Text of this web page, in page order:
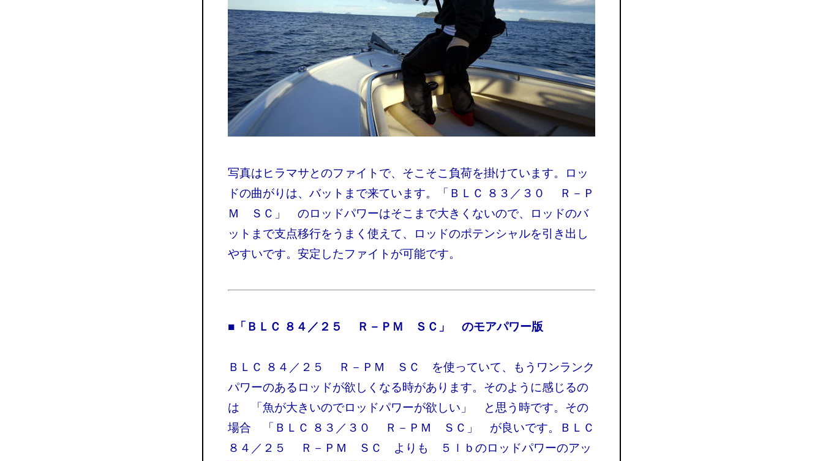
写真はヒラマサとのファイトで、そこそこ負荷を掛けています。ロッ
ドの曲がりは、バットまで来ています。「ＢＬＣ ８３／３０ Ｒ－Ｐ
Ｍ ＳＣ」 のロッドパワーはそこまで大きくないので、ロッドのバ
ットまで支点移行をうまく使えて、ロッドのポテンシャルを引き出し
やすいです。安定したファイトが可能です。
■「ＢＬＣ ８４／２５ Ｒ－ＰＭ ＳＣ」 のモアパワー版
ＢＬＣ ８４／２５ Ｒ－ＰＭ ＳＣ を使っていて、もうワンランク
パワーのあるロッドが欲しくなる時があります。そのように感じるの
は 「魚が大きいのでロッドパワーが欲しい」 と思う時です。その
場合 「ＢＬＣ ８３／３０ Ｒ－ＰＭ ＳＣ」 が良いです。ＢＬＣ
８４／２５ Ｒ－ＰＭ ＳＣ よりも ５ｌｂのロッドパワーのアッ